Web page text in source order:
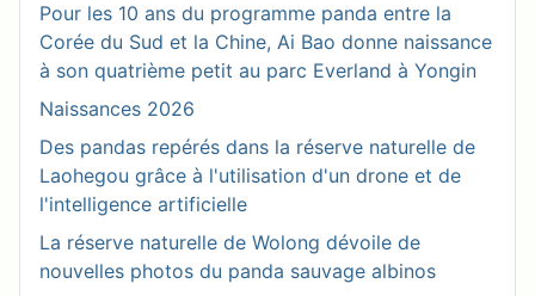
Pour les 10 ans du programme panda entre la
Corée du Sud et la Chine, Ai Bao donne naissance
à son quatrième petit au parc Everland à Yongin
Naissances 2026
Des pandas repérés dans la réserve naturelle de
Laohegou grâce à l'utilisation d'un drone et de
l'intelligence artificielle
La réserve naturelle de Wolong dévoile de
nouvelles photos du panda sauvage albinos